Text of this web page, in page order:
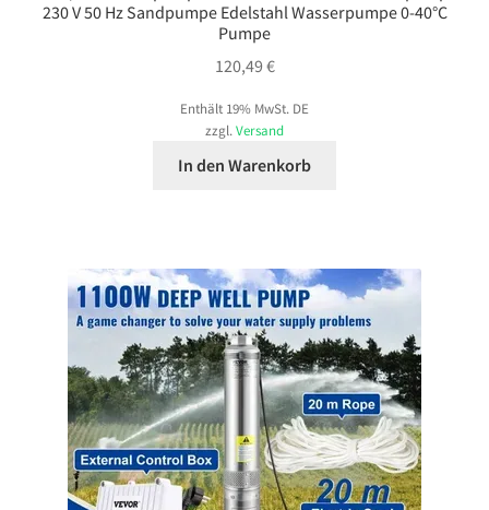
230 V 50 Hz Sandpumpe Edelstahl Wasserpumpe 0-40°C
Pumpe
120,49 €
Enthält 19% MwSt. DE
zzgl.Versand
In den Warenkorb